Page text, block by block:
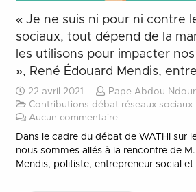
« Je ne suis ni pour ni contre
sociaux, tout dépend de la
les utilisons pour impacter
», René Édouard Mendis,
22 avril 2021
Pape Abdou Ndour
Contributions débat réseaux sociaux
Aucun commentaire
Dans le cadre du débat de WATHI sur
nous sommes allés à la rencontre de
Mendis, politiste, entrepreneur social